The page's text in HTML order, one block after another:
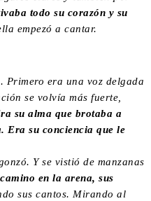
todo su corazón y su
empezó a cantar.
era una voz delgada
se volvía más fuerte,
su alma que brotaba a
Era su conciencia que le
Y se vistió de manzanas
en la arena, sus
sus cantos. Mirando al